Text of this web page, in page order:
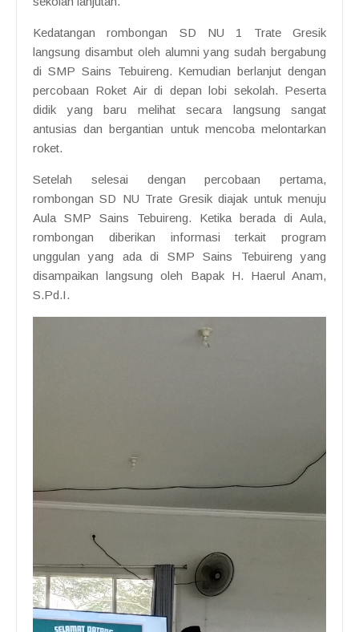
Kedatangan rombongan SD NU 1 Trate Gresik
langsung disambut oleh alumni yang sudah bergabung
di SMP Sains Tebuireng. Kemudian berlanjut dengan
percobaan Roket Air di depan lobi sekolah. Peserta
didik yang baru melihat secara langsung sangat
antusias dan bergantian untuk mencoba melontarkan
roket.
Setelah selesai dengan percobaan pertama,
rombongan SD NU Trate Gresik diajak untuk menuju
Aula SMP Sains Tebuireng. Ketika berada di Aula,
rombongan diberikan informasi terkait program
unggulan yang ada di SMP Sains Tebuireng yang
disampaikan langsung oleh Bapak H. Haerul Anam,
S.Pd.I.